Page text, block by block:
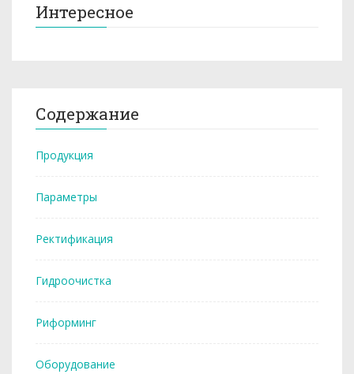
Интересное
Содержание
Продукция
Параметры
Ректификация
Гидроочистка
Риформинг
Оборудование